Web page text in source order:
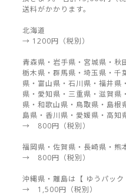
送料がかかります。
北海道
→ 1200円（税別）
青森県・岩手県・宮城県・秋
栃木県・群馬県・埼玉県・千
県・富山県・石川県・福井県
県・愛知県・三重県・滋賀県
県・和歌山県・鳥取県・島根
島県・香川県・愛媛県・高知
→ 800円（税別）
福岡県・佐賀県・長崎県・熊
→ 800円（税別）
沖縄県・離島は【 ゆうパック
→ 1,500円（税別）